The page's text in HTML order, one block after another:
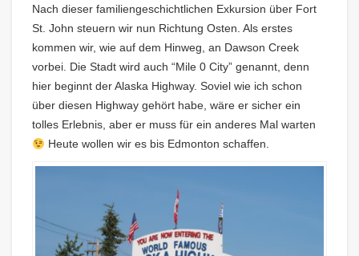
Nach dieser familiengeschichtlichen Exkursion über Fort
St. John steuern wir nun Richtung Osten. Als erstes
kommen wir, wie auf dem Hinweg, an Dawson Creek
vorbei. Die Stadt wird auch “Mile 0 City” genannt, denn
hier beginnt der Alaska Highway. Soviel wie ich schon
über diesen Highway gehört habe, wäre er sicher ein
tolles Erlebnis, aber er muss für ein anderes Mal warten
Heute wollen wir es bis Edmonton schaffen.